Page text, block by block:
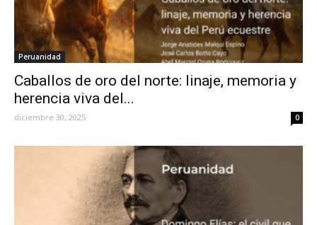
Peruanidad
Caballos de oro del norte: linaje, memoria y
herencia viva del...
diciembre 30, 2025 0